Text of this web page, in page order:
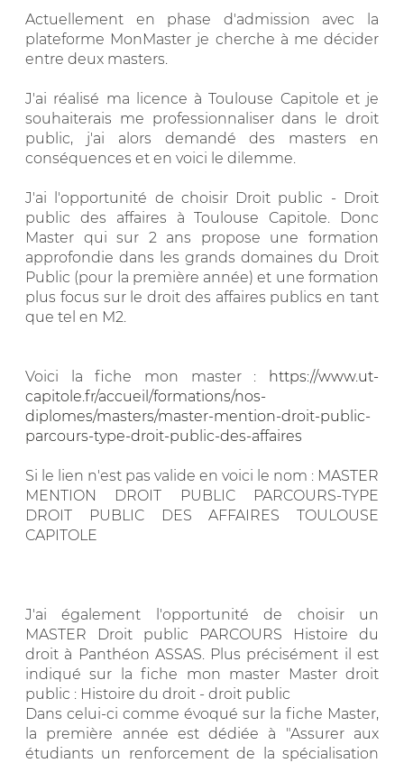
Actuellement en phase d'admission avec la
plateforme MonMaster je cherche à me décider
entre deux masters.
J'ai réalisé ma licence à Toulouse Capitole et je
souhaiterais me professionnaliser dans le droit
public, j'ai alors demandé des masters en
conséquences et en voici le dilemme.
J'ai l'opportunité de choisir Droit public - Droit
public des affaires à Toulouse Capitole. Donc
Master qui sur 2 ans propose une formation
approfondie dans les grands domaines du Droit
Public (pour la première année) et une formation
plus focus sur le droit des affaires publics en tant
que tel en M2.
Voici la fiche mon master :
https://www.ut-
capitole.fr/accueil/formations/nos-
diplomes/masters/master-mention-droit-public-
parcours-type-droit-public-des-affaires
Si le lien n'est pas valide en voici le nom : MASTER
MENTION DROIT PUBLIC PARCOURS-TYPE
DROIT PUBLIC DES AFFAIRES TOULOUSE
CAPITOLE
J'ai également l'opportunité de choisir un
MASTER Droit public PARCOURS Histoire du
droit à Panthéon ASSAS. Plus précisément il est
indiqué sur la fiche mon master Master droit
public : Histoire du droit - droit public
Dans celui-ci comme évoqué sur la fiche Master,
la première année est dédiée à "Assurer aux
étudiants un renforcement de la spécialisation